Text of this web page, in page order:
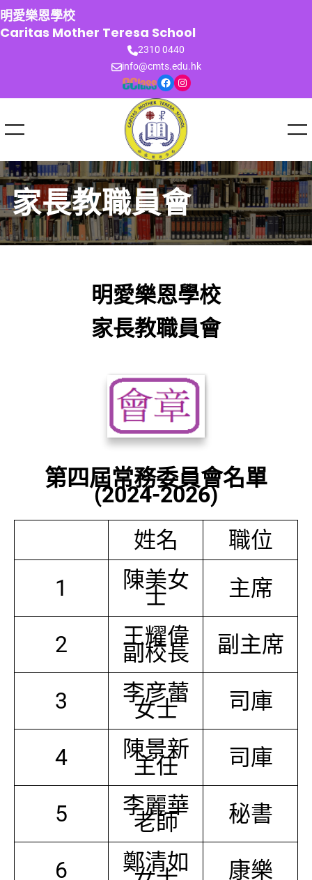
跳
至
主
明愛樂恩學校
Caritas Mother Teresa School
2310 0440
info@cmts.edu.hk
Facebook Instagram
家長教職員會
明愛樂恩學校
家長教職員會
第四屆常務委員會名單
(2024-2026)
姓名
職位
1
陳美女
士 主席
2 王耀偉
副校長 副主席
3 李彦蕾
女士 司庫
4 陳景新
主任 司庫
5 李麗華
老師 秘書
6 鄭清如 康樂